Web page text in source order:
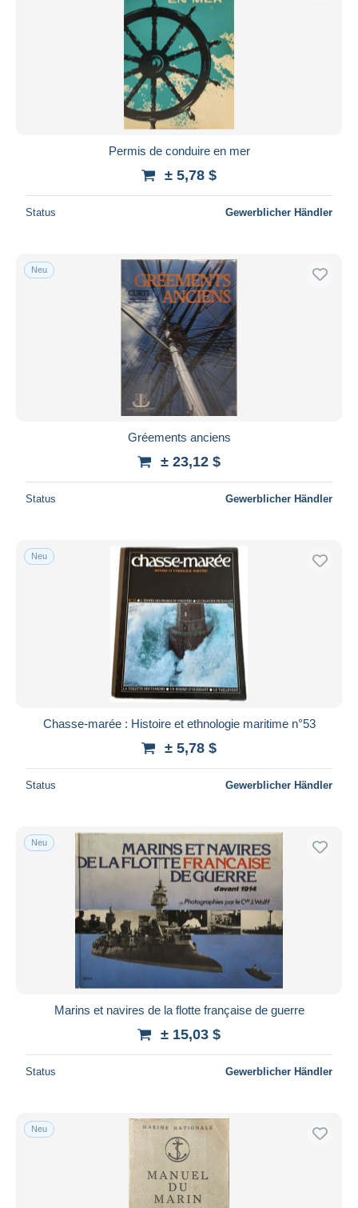
Permis de conduire en mer
± 5,78 $
Status Gewerblicher Händler
Neu
Gréements anciens
± 23,12 $
Status Gewerblicher Händler
Neu
Chasse-marée : Histoire et ethnologie maritime n°53
± 5,78 $
Status Gewerblicher Händler
Neu
Marins et navires de la flotte française de guerre
± 15,03 $
Status Gewerblicher Händler
Neu